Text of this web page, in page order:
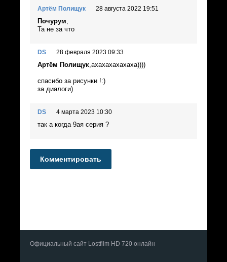
Артём Полищук 28 августа 2022 19:51
Почурум,
Та не за что
DS 28 февраля 2023 09:33
Артём Полищук,ахахахахахаха))))
спасибо за рисунки !:)
за диалоги)
DS 4 марта 2023 10:30
так а когда 9ая серия ?
Комментировать
Официальный сайт Lostfilm HD 720 онлайн